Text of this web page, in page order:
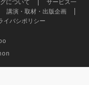
について
サービス一
講演・取材・出版企画
イバシポリシー